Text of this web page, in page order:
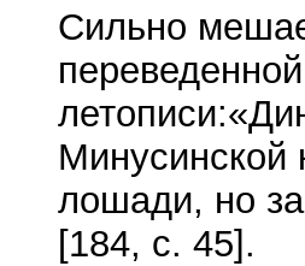
Сильно
Минусинской
лошади, но
[184, с. 45].